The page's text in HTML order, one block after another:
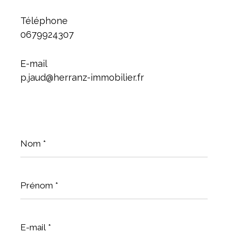
Téléphone
0679924307
E-mail
p.jaud@herranz-immobilier.fr
*
*
mail
*